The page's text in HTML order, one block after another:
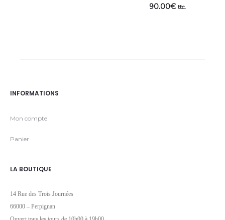
90.00€ ttc.
INFORMATIONS
Mon compte
Panier
LA BOUTIQUE
14 Rue des Trois Journées
66000 – Perpignan